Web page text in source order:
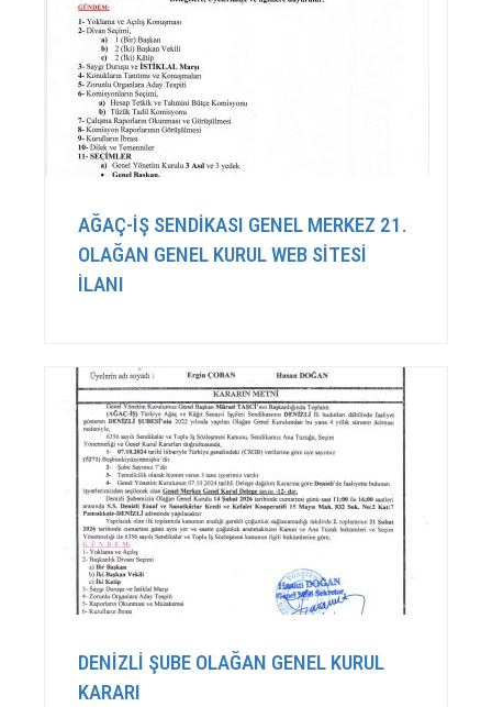
AĞAÇ-İŞ SENDİKASI GENEL MERKEZ 21.
OLAĞAN GENEL KURUL WEB SİTESİ
İLANI
DENİZLİ ŞUBE OLAĞAN GENEL KURUL
KARARI